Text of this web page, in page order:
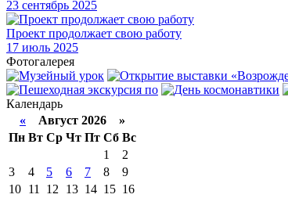
23 сентябрь 2025
Проект продолжает свою работу
17 июль 2025
Фотогалерея
Календарь
« Август 2026 »
Пн Вт Ср Чт Пт Сб Вс
1
2
3
4 5 6 7 8
9
10 11 12 13 14 15 16